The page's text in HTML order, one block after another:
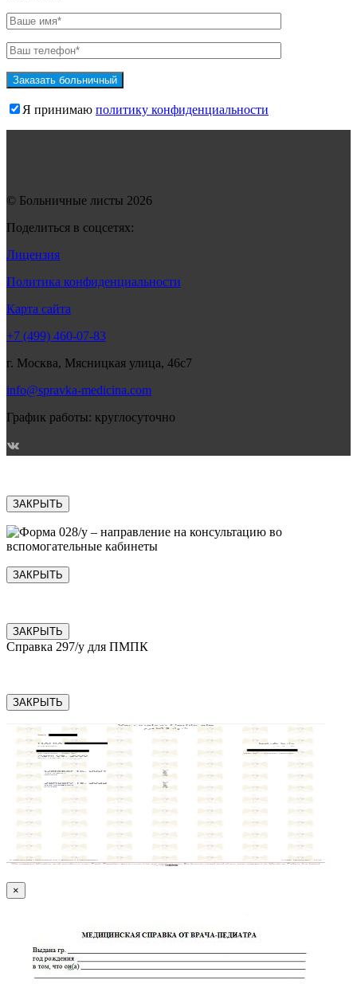
Я принимаю политику конфиденциальности
© Больничные листы 2026
Поделиться в соцсетях:
Лицензия
Политика конфиденциальности
Карта сайта
+7 (499) 460-07-83
г. Москва, Мясницкая улица, 46с7
info@spravka-medicina.com
График работы: круглосуточно
ЗАКРЫТЬ
ЗАКРЫТЬ
ЗАКРЫТЬ
Справка 297/у для ПМПК
ЗАКРЫТЬ
×